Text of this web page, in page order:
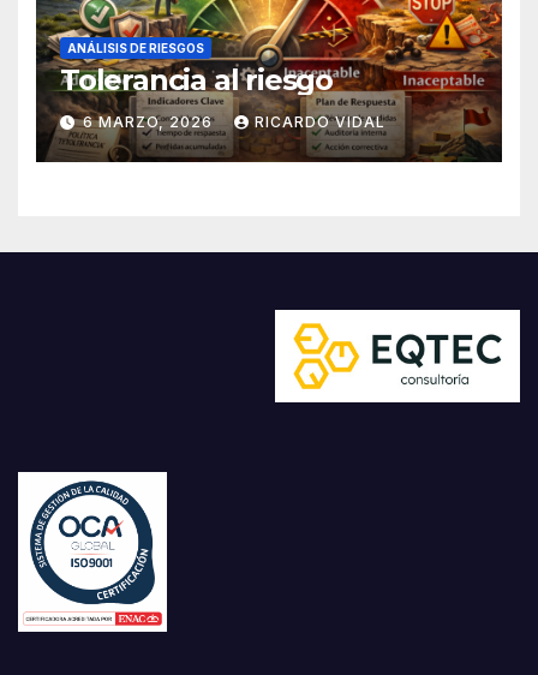
ANÁLISIS DE RIESGOS
Tolerancia al riesgo
6 MARZO, 2026 RICARDO VIDAL